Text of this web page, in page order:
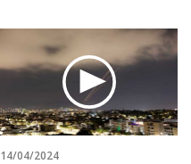
14/04/2024